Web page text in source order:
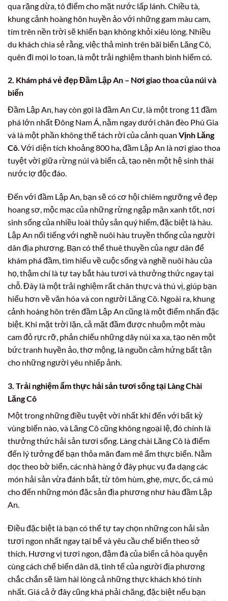
qua rặng dừa, tô điểm cho mặt nước lấp lánh. Chiều tà,
khung cảnh hoàng hôn huyền ảo với những gam màu cam,
tím trên nền trời sẽ khiến bạn không khỏi xiêu lòng. Nhiều
du khách chia sẻ rằng, việc thả mình trên bãi biển Lăng Cô,
quên đi mọi lo toan, là một trải nghiệm thanh bình hiếm có.
2. Khám phá vẻ đẹp Đầm Lập An – Nơi giao thoa của núi và
biển
Đầm Lập An, hay còn gọi là đầm An Cư, là một trong 11 đầm
phá lớn nhất Đông Nam Á, nằm ngay dưới chân đèo Phú Gia
và là một phần không thể tách rời của cảnh quan Vịnh Lăng
Cô. Với diện tích khoảng 800 ha, đầm Lập An là nơi giao thoa
tuyệt vời giữa rừng núi và biển cả, tạo nên một hệ sinh thái
nước lợ độc đáo.
Đến với đầm Lập An, bạn sẽ có cơ hội chiêm ngưỡng vẻ đẹp
hoang sơ, mộc mạc của những rừng ngập mặn xanh tốt, nơi
sinh sống của nhiều loài thủy sản quý hiếm, đặc biệt là hàu.
Lập An nổi tiếng với nghề nuôi hàu truyền thống của người
dân địa phương. Bạn có thể thuê thuyền của ngư dân để
khám phá đầm, tìm hiểu về cuộc sống và nghề nuôi hàu của
họ, thậm chí là tự tay bắt hàu tươi và thưởng thức ngay tại
chỗ. Đây là một trải nghiệm rất chân thực và thú vị, giúp bạn
hiểu hơn về văn hóa và con người Lăng Cô. Ngoài ra, khung
cảnh hoàng hôn trên đầm Lập An cũng là một điểm nhấn đặc
biệt. Khi mặt trời lặn, cả mặt đầm được nhuộm một màu
cam đỏ rực rỡ, phản chiếu những dãy núi xa xa, tạo nên một
bức tranh huyền ảo, thơ mộng, là nguồn cảm hứng bất tận
cho những người yêu nhiếp ảnh.
3. Trải nghiệm ẩm thực hải sản tươi sống tại Làng Chài
Lăng Cô
Một trong những điều tuyệt vời nhất khi đến với bất kỳ
vùng biển nào, và Lăng Cô cũng không ngoại lệ, đó chính là
thưởng thức hải sản tươi sống. Làng chài Lăng Cô là điểm
đến lý tưởng để bạn thỏa mãn đam mê ẩm thực biển. Nằm
dọc theo bờ biển, các nhà hàng ở đây phục vụ đa dạng các
món hải sản vừa đánh bắt, từ tôm hùm, ghẹ, mực, ốc, cá mú
cho đến những món đặc sản địa phương như hàu đầm Lập
An.
Điều đặc biệt là bạn có thể tự tay chọn những con hải sản
tươi ngon nhất ngay tại bể và yêu cầu chế biến theo sở
thích. Hương vị tươi ngon, đậm đà của biển cả hòa quyện
cùng cách chế biến dân dã, tinh tế của người địa phương
chắc chắn sẽ làm hài lòng cả những thực khách khó tính
nhất. Giá cả ở đây cũng khá phải chăng, đặc biệt nếu bạn